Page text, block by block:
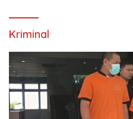
Kriminal